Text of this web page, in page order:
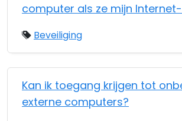
computer als ze mijn Internet-
Beveiliging
Kan ik toegang krijgen tot
externe computers?